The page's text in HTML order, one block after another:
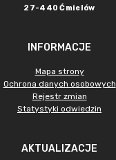
27-440 Ćmielów
INFORMACJE
Mapa strony
Ochrona danych osobowych
Rejestr zmian
Statystyki odwiedzin
AKTUALIZACJE